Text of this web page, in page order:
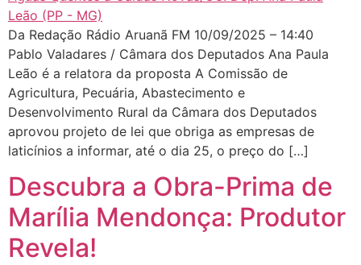
Da Redação Rádio Aruanã FM 10/09/2025 – 14:40
Pablo Valadares / Câmara dos Deputados Ana Paula
Leão é a relatora da proposta A Comissão de
Agricultura, Pecuária, Abastecimento e
Desenvolvimento Rural da Câmara dos Deputados
aprovou projeto de lei que obriga as empresas de
laticínios a informar, até o dia 25, o preço do […]
Descubra a Obra-Prima de
Marília Mendonça: Produtor
Revela!